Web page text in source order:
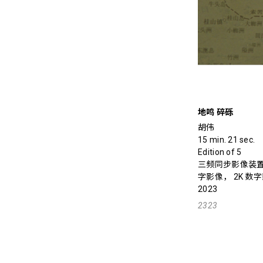
地鸣 碎砾
胡伟
15 min. 21 sec.
Edition of 5
三频同步影像装
字影像， 2K 数
2023
2323